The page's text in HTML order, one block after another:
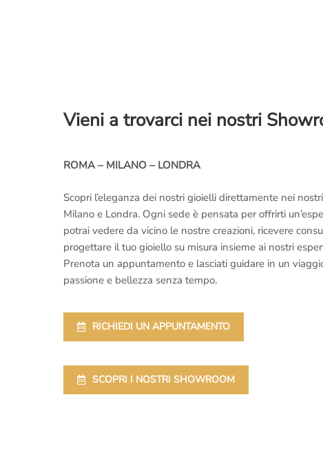
Vieni a trovarci nei nostri
ROMA – MILANO – LONDRA
Scopri l’eleganza dei nostri gioielli direttamente nei
Milano e Londra. Ogni sede è pensata per offrirti
potrai vedere da vicino le nostre creazioni, ricevere
progettare il tuo gioiello su misura insieme ai nostri
Prenota un appuntamento e lasciati guidare in un
passione e bellezza senza tempo.
RICHIEDI UN APPUNTAMENTO
SCOPRI I NOSTRI SHOWROOM